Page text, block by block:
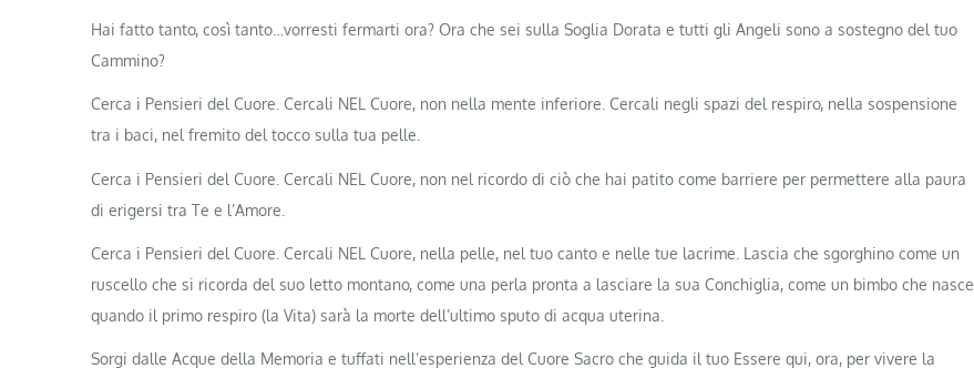
Hai fatto tanto, così tanto…vorresti fermarti ora? Ora che sei sulla Soglia Dorata e tutti gli Angeli sono a sostegno del tuo
Cammino?
Cerca i Pensieri del Cuore. Cercali NEL Cuore, non nella mente inferiore. Cercali negli spazi del respiro, nella sospensione
tra i baci, nel fremito del tocco sulla tua pelle.
Cerca i Pensieri del Cuore. Cercali NEL Cuore, non nel ricordo di ciò che hai patito come barriere per permettere alla paura
di erigersi tra Te e l’Amore.
Cerca i Pensieri del Cuore. Cercali NEL Cuore, nella pelle, nel tuo canto e nelle tue lacrime. Lascia che sgorghino come un
ruscello che si ricorda del suo letto montano, come una perla pronta a lasciare la sua Conchiglia, come un bimbo che nasce
quando il primo respiro (la Vita) sarà la morte dell’ultimo sputo di acqua uterina.
Sorgi dalle Acque della Memoria e tuffati nell’esperienza del Cuore Sacro che guida il tuo Essere qui, ora, per vivere la